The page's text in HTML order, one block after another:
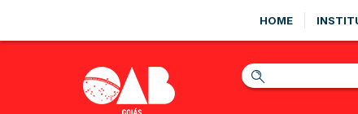
HOME